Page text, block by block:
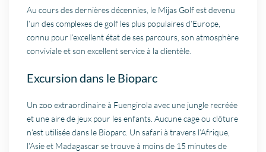
Au cours des dernières décennies, le Mijas Golf est devenu
l’un des complexes de golf les plus populaires d’Europe,
connu pour l’excellent état de ses parcours, son atmosphère
conviviale et son excellent service à la clientèle.
Excursion dans le Bioparc
Un zoo extraordinaire à Fuengirola avec une jungle recréée
et une aire de jeux pour les enfants. Aucune cage ou clôture
n’est utilisée dans le Bioparc. Un safari à travers l’Afrique,
l’Asie et Madagascar se trouve à moins de 15 minutes de